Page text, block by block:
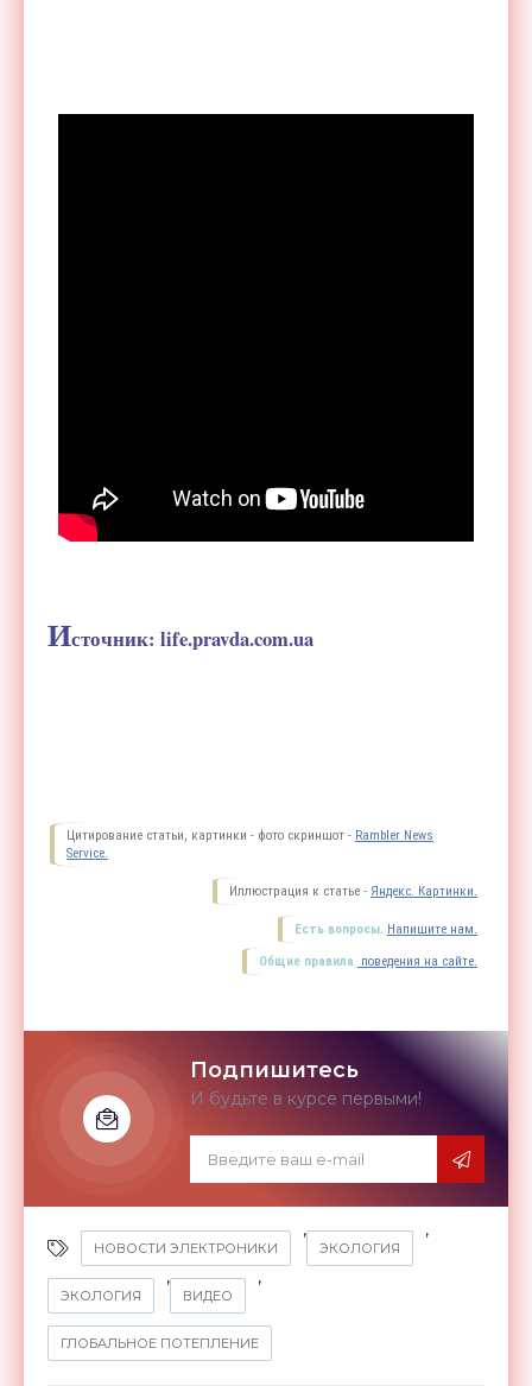
Источник: life.pravda.com.ua
Цитирование статьи, картинки - фото скриншот - Rambler News
Service.
Иллюстрация к статье - Яндекс. Картинки.
Есть вопросы. Напишите нам.
Общие правила поведения на сайте.
Подпишитесь
И будьте в курсе первыми!
НОВОСТИ ЭЛЕКТРОНИКИ
,
ЭКОЛОГИЯ
,
ЭКОЛОГИЯ
,
ВИДЕО
,
ГЛОБАЛЬНОЕ ПОТЕПЛЕНИЕ